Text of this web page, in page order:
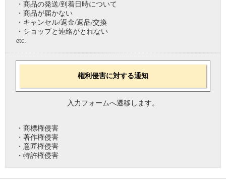
・商品の発送/到着日時について
・商品が届かない
・キャンセル/返金/返品/交換
・ショップと連絡がとれない
etc.
権利侵害に対する通知
入力フォームへ遷移します。
・商標権侵害
・著作権侵害
・意匠権侵害
・特許権侵害